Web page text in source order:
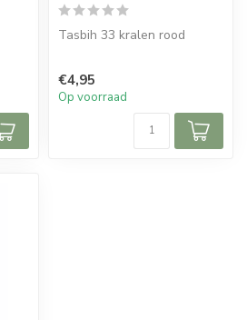
Tasbih 33 kralen rood
€4,95
Op voorraad